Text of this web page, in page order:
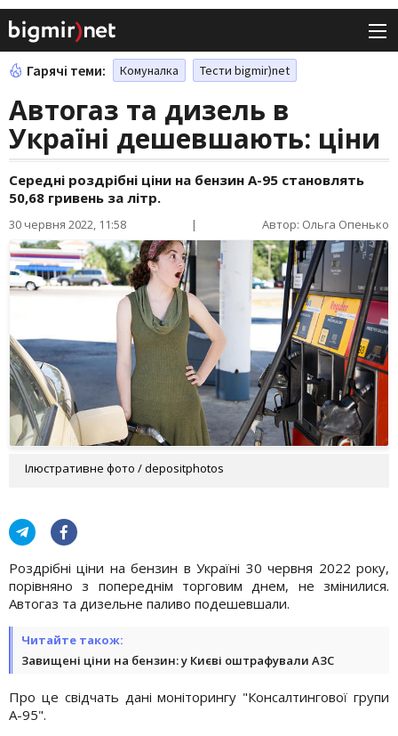
Гарячі теми: Комуналка Тести bigmir)net
Автогаз та дизель в
Україні дешевшають: ціни
Середні роздрібні ціни на бензин А-95 становлять
50,68 гривень за літр.
30 червня 2022, 11:58 | Автор: Ольга Опенько
Ілюстративне фото / depositphotos
Роздрібні ціни на бензин в Україні 30 червня 2022 року,
порівняно з попереднім торговим днем, не змінилися.
Автогаз та дизельне паливо подешевшали.
Читайте також:
Завищені ціни на бензин: у Києві оштрафували АЗС
Про це свідчать дані моніторингу "Консалтингової групи
А-95".